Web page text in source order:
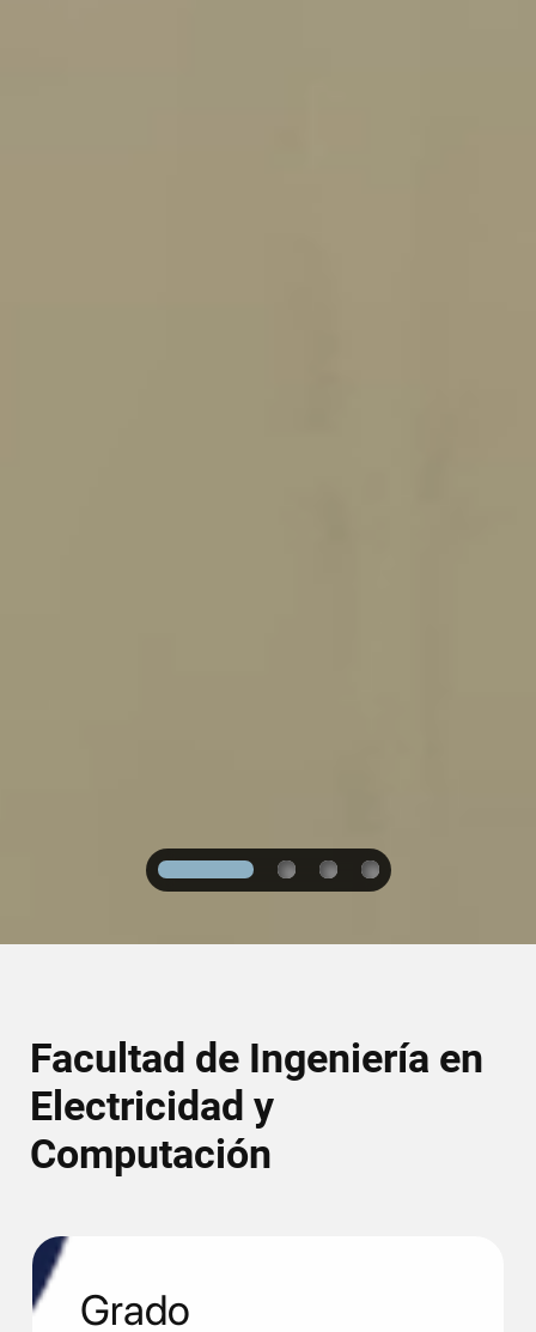
1 2 3 4
Facultad de Ingeniería en
Electricidad y
Computación
Grado